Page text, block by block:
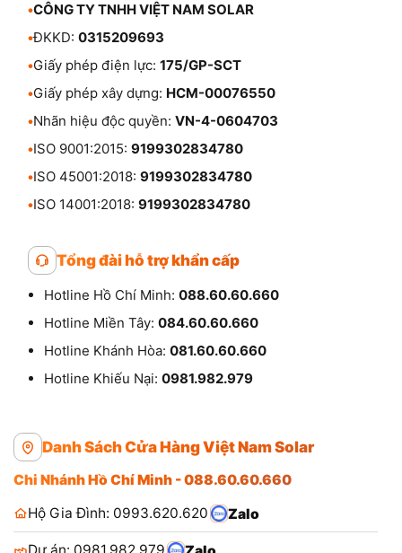
•CÔNG TY TNHH VIỆT NAM SOLAR
•ĐKKD: 0315209693
•Giấy phép điện lực: 175/GP-SCT
•Giấy phép xây dựng: HCM-00076550
•Nhãn hiệu độc quyền: VN-4-0604703
•ISO 9001:2015: 9199302834780
•ISO 45001:2018: 9199302834780
•ISO 14001:2018: 9199302834780
Tổng đài hỗ trợ khẩn cấp
Hotline Hồ Chí Minh: 088.60.60.660
Hotline Miền Tây: 084.60.60.660
Hotline Khánh Hòa: 081.60.60.660
Hotline Khiếu Nại: 0981.982.979
Danh Sách Cửa Hàng Việt Nam Solar
Chi Nhánh Hồ Chí Minh - 088.60.60.660
Hộ Gia Đình: 0993.620.620
Zalo